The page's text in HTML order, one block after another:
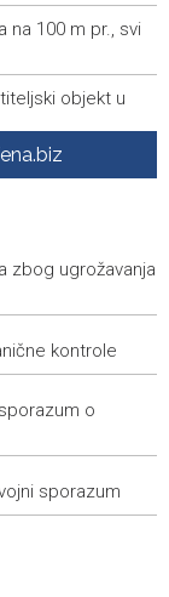
na 100 m pr., svi
objekt u
sezonu,
8 August 2026
Memčić se već
and
(subota)
zbog ugrožavanja
kontrole
o
sporazum